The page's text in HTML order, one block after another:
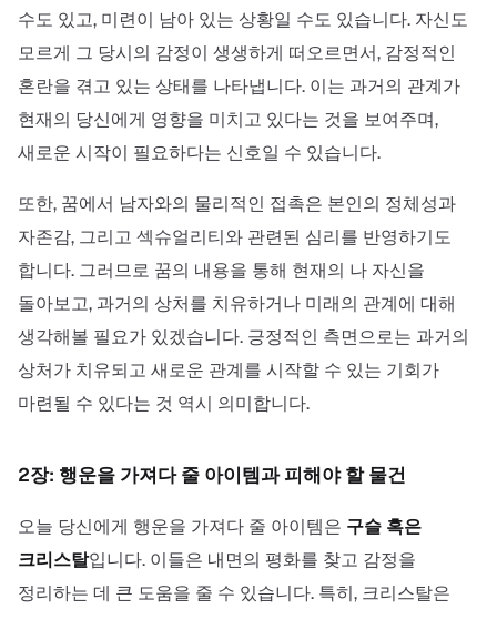
수도 있고, 미련이 남아 있는 상황일 수도 있습니다. 자신도
모르게 그 당시의 감정이 생생하게 떠오르면서, 감정적인
혼란을 겪고 있는 상태를 나타냅니다. 이는 과거의 관계가
현재의 당신에게 영향을 미치고 있다는 것을 보여주며,
새로운 시작이 필요하다는 신호일 수 있습니다.
또한, 꿈에서 남자와의 물리적인 접촉은 본인의 정체성과
자존감, 그리고 섹슈얼리티와 관련된 심리를 반영하기도
합니다. 그러므로 꿈의 내용을 통해 현재의 나 자신을
돌아보고, 과거의 상처를 치유하거나 미래의 관계에 대해
생각해볼 필요가 있겠습니다. 긍정적인 측면으로는 과거의
상처가 치유되고 새로운 관계를 시작할 수 있는 기회가
마련될 수 있다는 것 역시 의미합니다.
2장: 행운을 가져다 줄 아이템과 피해야 할 물건
오늘 당신에게 행운을 가져다 줄 아이템은 구슬 혹은
크리스탈입니다. 이들은 내면의 평화를 찾고 감정을
정리하는 데 큰 도움을 줄 수 있습니다. 특히, 크리스탈은